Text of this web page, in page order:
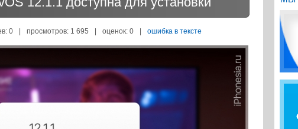
0 | просмотров: 1 695 | оценок: 0 | ошибка в тексте